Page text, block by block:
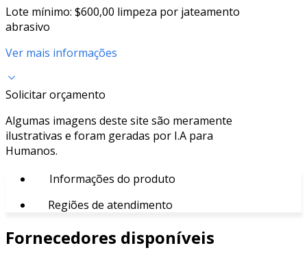
Lote mínimo: $600,00 limpeza por jateamento
abrasivo
Ver mais informações
Solicitar orçamento
Algumas imagens deste site são meramente
ilustrativas e foram geradas por I.A para
Humanos.
Informações do produto
Regiões de atendimento
Fornecedores disponíveis